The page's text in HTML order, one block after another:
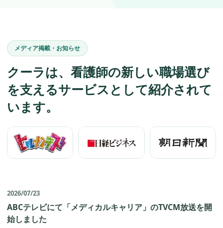
メディア掲載・お知らせ
クーラは、看護師の新しい職場選び
を支えるサービスとして紹介されて
います。
2026/07/23
ABCテレビにて「メディカルキャリア」のTVCM放送を開
始しました